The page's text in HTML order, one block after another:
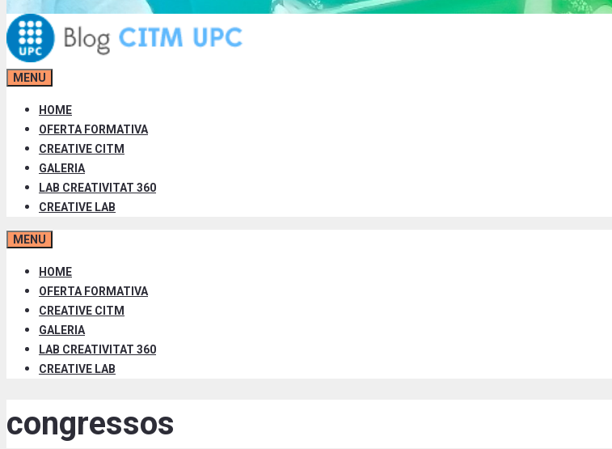
MENU
HOME
OFERTA FORMATIVA
CREATIVE CITM
GALERIA
LAB CREATIVITAT 360
CREATIVE LAB
MENU
HOME
OFERTA FORMATIVA
CREATIVE CITM
GALERIA
LAB CREATIVITAT 360
CREATIVE LAB
congressos